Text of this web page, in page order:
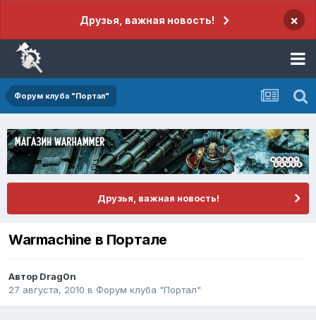
Друзья, важная новость! ×
Форум клуба "Портал"
Друзья, важная новость!
Warmachine в Портале
Автор Drag0n
27 августа, 2010 в Форум клуба "Портал"